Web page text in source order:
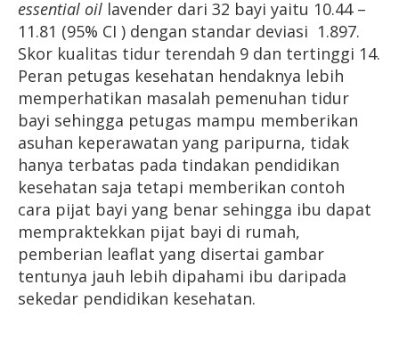
essential oil lavender dari 32 bayi yaitu 10.44 –
11.81 (95% CI ) dengan standar deviasi 1.897.
Skor kualitas tidur terendah 9 dan tertinggi 14.
Peran petugas kesehatan hendaknya lebih
memperhatikan masalah pemenuhan tidur
bayi sehingga petugas mampu memberikan
asuhan keperawatan yang paripurna, tidak
hanya terbatas pada tindakan pendidikan
kesehatan saja tetapi memberikan contoh
cara pijat bayi yang benar sehingga ibu dapat
mempraktekkan pijat bayi di rumah,
pemberian leaflat yang disertai gambar
tentunya jauh lebih dipahami ibu daripada
sekedar pendidikan kesehatan.